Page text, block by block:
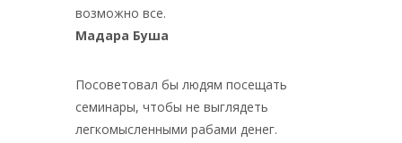
возможно все.
Мадара Буша
Посоветовал бы людям посещать
семинары, чтобы не выглядеть
легкомысленными рабами денег.